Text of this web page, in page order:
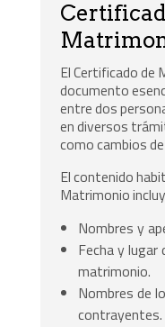
El Certificado de
documento
entre dos
en diversos
como cambios
El contenido
Matrimonio
Nombres y
Fecha y lugar
matrimonio.
Nombres de
contrayentes.